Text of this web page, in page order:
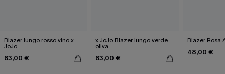
Blazer lungo rosso vino x
JoJo
63,00 €
x JoJo Blazer lungo verde
oliva
63,00 €
Blazer Rosa
48,00 €